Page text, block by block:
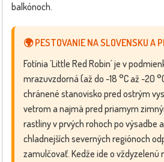
balkónoch.
🌍 PESTOVANIE NA SLOVENSKU A
Fotínia ´Little Red Robin´ je v
mrazuvzdorná (až do -18 °C až -20
chránené stanovisko pred ostrým
vetrom a najmä pred priamym
rastliny v prvých rohoch po výsadbe
chladnejších severných regiónoch
zamulčovať. Kedže ide o vždyzelenú